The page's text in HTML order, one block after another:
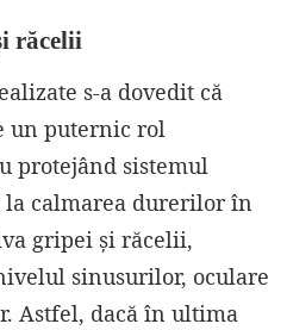
răcelii
s-a dovedit că
un puternic rol
protejând sistemul
calmarea durerilor în
gripei și răcelii,
sinusurilor, oculare
Astfel, dacă în ultima